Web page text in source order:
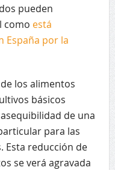
pueden
como está
España por la
los alimentos
básicos
de una
para las
Esta reducción de
se verá agravada